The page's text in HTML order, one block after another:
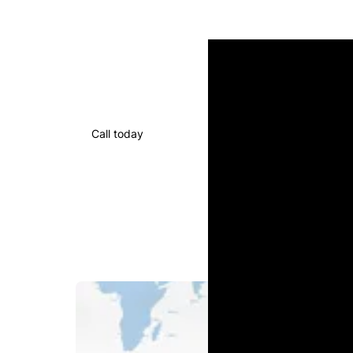
Call today